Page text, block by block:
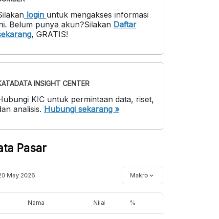
login untuk mengakses informasi
. Belum punya akun?Silakan Daftar
, GRATIS!
INSIGHT CENTER
KIC untuk permintaan data, riset,
analisis. Hubungi sekarang »
Pasar
May 2026 Makro
Nama Nilai %